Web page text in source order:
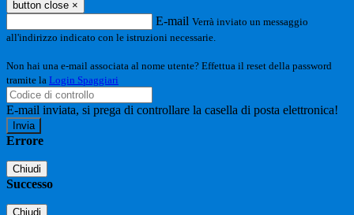
button close ×
E-mail Verrà inviato un messaggio
all'indirizzo indicato con le istruzioni necessarie.
Non hai una e-mail associata al nome utente? Effettua il reset della password
tramite la Login Spaggiari
E-mail inviata, si prega di controllare la casella di posta elettronica!
Errore
Chiudi
Successo
Chiudi